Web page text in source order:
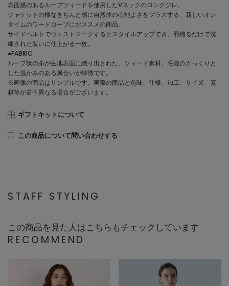
表面感のあるループツィードを使用したVネックのロングジレ。
ジャケットの様なきちんと感に自然体の心地よさをプラスする、新しいオン
タイムのワードローブにおススメの商品。
サイドベルトでウエストマークするとスタイルアップでき、羽織るだけで洗
練された装いに仕上がる一枚。
●FABRIC
ループ状の糸が生地表面に織り出された、ツィード素材。毛混のざっくりと
した温かみのある風合いが特徴です。
※画像の商品はサンプルです。実際の商品と色味、仕様、加工、サイズ、素
材等が若干異なる場合がございます。
ギフトキットについて
この商品について問い合わせする
STAFF STYLING
この商品を見た人はこちらもチェックしています
RECOMMEND